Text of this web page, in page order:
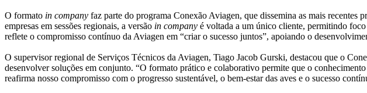
O formato in company faz parte do programa Conexão Aviagen, que dissemina as mais recentes
empresas em sessões regionais, a versão in company é voltada a um único cliente, permitindo foco
reflete o compromisso contínuo da Aviagen em “criar o sucesso juntos”, apoiando o
O supervisor regional de Serviços Técnicos da Aviagen, Tiago Jacob Gurski, destacou que o
desenvolver soluções em conjunto. “O formato prático e colaborativo permite que o
reafirma nosso compromisso com o progresso sustentável, o bem-estar das aves e o sucesso